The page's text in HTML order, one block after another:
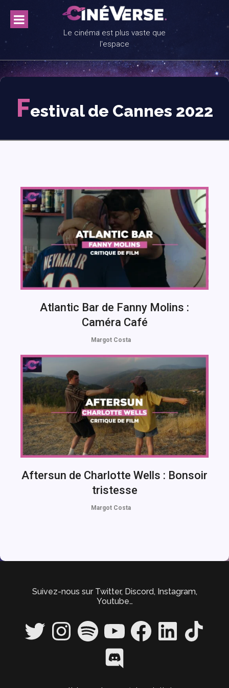
content
Le cinéma est plus vaste que
l'espace
Festival de Cannes 2022
Atlantic Bar de Fanny Molins :
Caméra Café
Margot Costa
Aftersun de Charlotte Wells : Bonsoir
tristesse
Margot Costa
Suivez-nous sur Twitter, Discord, Instagram,
Youtube…
Twitter InstagramSpotify YouTube FacebookLinkedIn TikTok
Discord